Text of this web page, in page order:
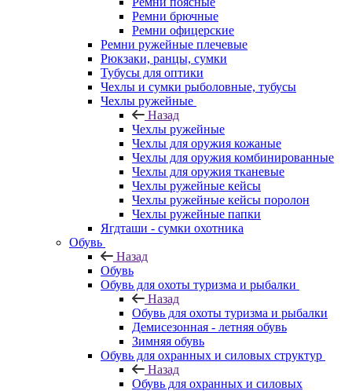
Ремни брючные
Ремни офицерские
Ремни ружейные плечевые
Рюкзаки, ранцы, сумки
Тубусы для оптики
Чехлы и сумки рыболовные, тубусы
Чехлы ружейные
Назад
Чехлы ружейные
Чехлы для оружия кожаные
Чехлы для оружия комбинированные
Чехлы для оружия тканевые
Чехлы ружейные кейсы
Чехлы ружейные кейсы поролон
Чехлы ружейные папки
Ягдташи - сумки охотника
Обувь
Назад
Обувь
Обувь для охоты туризма и рыбалки
Назад
Обувь для охоты туризма и рыбалки
Демисезонная - летняя обувь
Зимняя обувь
Обувь для охранных и силовых структур
Назад
Обувь для охранных и силовых